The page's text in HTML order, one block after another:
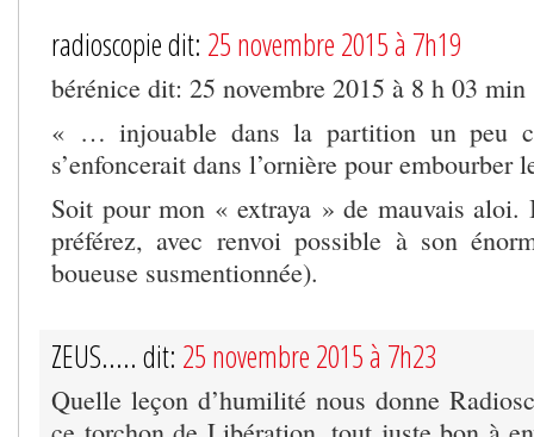
radioscopie dit: 25 novembre 2015 à 7h19
bérénice dit: 25 novembre 2015 à 8 h 03 min
« … injouable dans la partition un peu
s’enfoncerait dans l’ornière pour embourber
Soit pour mon « extraya » de mauvais aloi.
préférez, avec renvoi possible à son
boueuse susmentionnée).
ZEUS..... dit: 25 novembre 2015 à 7h23
Quelle leçon d’humilité nous donne